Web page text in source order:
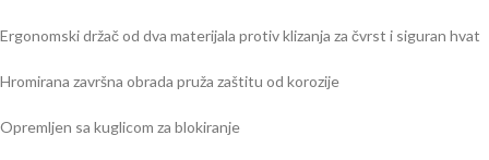
Ergonomski držač od dva materijala protiv klizanja za čvrst i siguran hvat
Hromirana završna obrada pruža zaštitu od korozije
Opremljen sa kuglicom za blokiranje